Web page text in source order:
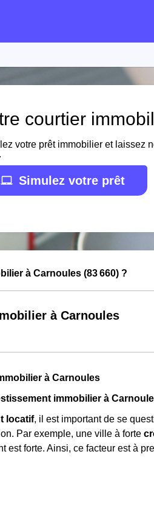
courtier
votre prêt immobilier et laissez
Simulez votre prêt
à Carnoules (83 660) ?
à Carnoules
à Carnoules
immobilier à
locatif, il est important de se
Par exemple, une ville à forte
est forte. Ainsi, ce facteur est à